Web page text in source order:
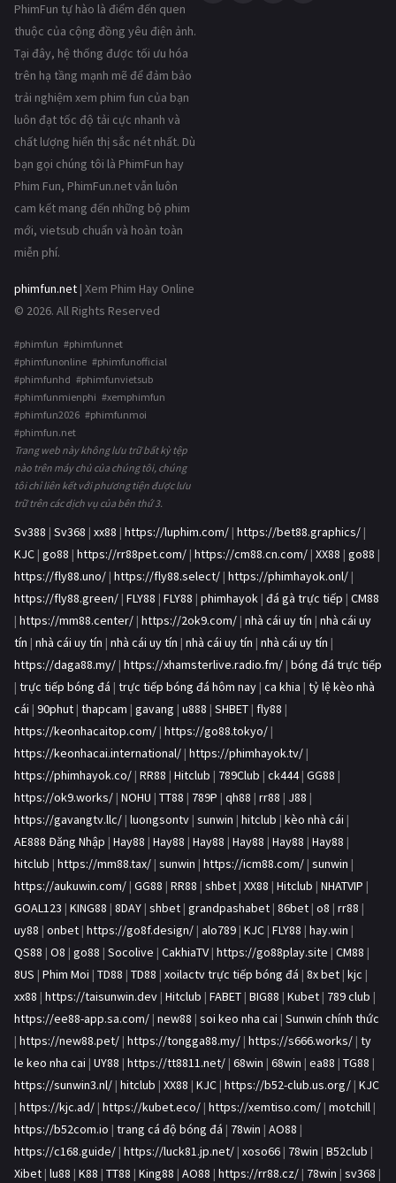
PhimFun tự hào là điểm đến quen
thuộc của cộng đồng yêu điện ảnh.
Tại đây, hệ thống được tối ưu hóa
trên hạ tầng mạnh mẽ để đảm bảo
trải nghiệm xem phim fun của bạn
luôn đạt tốc độ tải cực nhanh và
chất lượng hiển thị sắc nét nhất. Dù
bạn gọi chúng tôi là PhimFun hay
Phim Fun, PhimFun.net vẫn luôn
cam kết mang đến những bộ phim
mới, vietsub chuẩn và hoàn toàn
miễn phí.
phimfun.net | Xem Phim Hay Online
© 2026. All Rights Reserved
#phimfun #phimfunnet
#phimfunonline #phimfunofficial
#phimfunhd #phimfunvietsub
#phimfunmienphi #xemphimfun
#phimfun2026 #phimfunmoi
#phimfun.net
Trang web này không lưu trữ bất kỳ tệp
nào trên máy chủ của chúng tôi, chúng
tôi chỉ liên kết với phương tiện được lưu
trữ trên các dịch vụ của bên thứ 3.
Sv388 | Sv368 | xx88 | https://luphim.com/ | https://bet88.graphics/ |
KJC | go88 | https://rr88pet.com/ | https://cm88.cn.com/ | XX88 | go88 |
https://fly88.uno/ | https://fly88.select/ | https://phimhayok.onl/ |
https://fly88.green/ | FLY88 | FLY88 | phimhayok | đá gà trực tiếp | CM88
| https://mm88.center/ | https://2ok9.com/ | nhà cái uy tín | nhà cái uy
tín | nhà cái uy tín | nhà cái uy tín | nhà cái uy tín | nhà cái uy tín |
https://daga88.my/ | https://xhamsterlive.radio.fm/ | bóng đá trực tiếp
| trực tiếp bóng đá | trực tiếp bóng đá hôm nay | ca khia | tỷ lệ kèo nhà
cái | 90phut | thapcam | gavang | u888 | SHBET | fly88 |
https://keonhacaitop.com/ | https://go88.tokyo/ |
https://keonhacai.international/ | https://phimhayok.tv/ |
https://phimhayok.co/ | RR88 | Hitclub | 789Club | ck444| GG88 |
https://ok9.works/ | NOHU | TT88 | 789P | qh88 | rr88 | J88 |
https://gavangtv.llc/ | luongsontv | sunwin | hitclub | kèo nhà cái |
AE888 Đăng Nhập | Hay88 | Hay88 | Hay88 | Hay88 | Hay88 | Hay88 |
hitclub | https://mm88.tax/ | sunwin | https://icm88.com/ | sunwin |
https://aukuwin.com/ | GG88 | RR88 | shbet | XX88 | Hitclub | NHATVIP |
GOAL123 | KING88 | 8DAY | shbet | grandpashabet | 86bet | o8 | rr88 |
uy88 | onbet | https://go8f.design/ | alo789 | KJC | FLY88 | hay.win |
QS88 | O8 | go88 | Socolive | CakhiaTV | https://go88play.site | CM88 |
8US | Phim Moi | TD88 | TD88 | xoilactv trực tiếp bóng đá | 8x bet | kjc |
xx88 | https://taisunwin.dev | Hitclub | FABET | BIG88 | Kubet | 789 club |
https://ee88-app.sa.com/ | new88 | soi keo nha cai | Sunwin chính thức
| https://new88.pet/ | https://tongga88.my/ | https://s666.works/ | ty
le keo nha cai | UY88 | https://tt8811.net/ | 68win | 68win | ea88 | TG88 |
https://sunwin3.nl/ | hitclub | XX88 | KJC | https://b52-club.us.org/ | KJC
| https://kjc.ad/ | https://kubet.eco/ | https://xemtiso.com/ | motchill |
https://b52com.io | trang cá độ bóng đá | 78win | AO88 |
https://c168.guide/ | https://luck81.jp.net/ | xoso66 | 78win | B52club |
Xibet | lu88 | K88 | TT88 | King88 | AO88 | https://rr88.cz/ | 78win | sv368 |